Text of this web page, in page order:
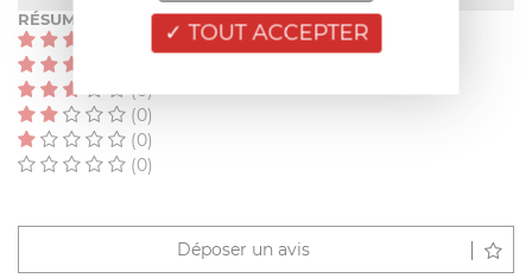
RÉSUMÉ
(0)
(0)
(0)
(0)
Déposer un avis
TOUT ACCEPTER